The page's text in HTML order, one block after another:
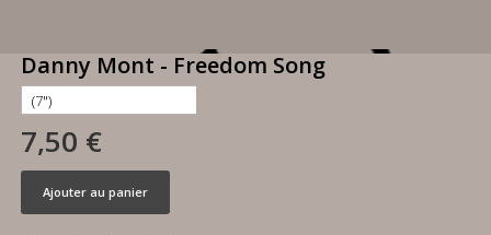
Danny Mont - Freedom Song
7,50 €
Ajouter au panier